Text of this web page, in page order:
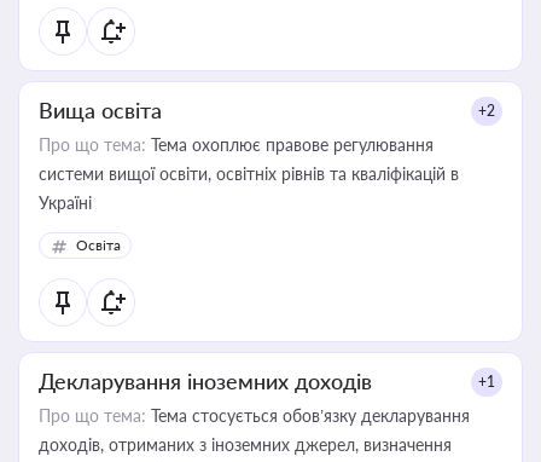
Вища освіта +2
Про що тема: Тема охоплює правове регулювання
системи вищої освіти, освітніх рівнів та кваліфікацій в
Україні
Освіта
Декларування іноземних доходів +1
Про що тема: Тема стосується обов’язку декларування
доходів, отриманих з іноземних джерел, визначення